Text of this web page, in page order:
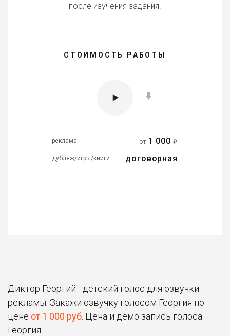
после изучения задания.
СТОИМОСТЬ РАБОТЫ
реклама от 1 000 ₽
дубляж/игры/книги договорная
Диктор Георгий - детский голос для озвучки
рекламы. Закажи озвучку голосом Георгия по
цене от 1 000 руб . Цена и демо запись голоса
Георгия.